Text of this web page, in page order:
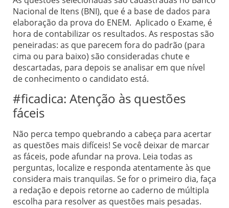
Nacional de Itens (BNI), que é a base de dados para
elaboração da prova do ENEM. Aplicado o Exame, é
hora de contabilizar os resultados. As respostas são
peneiradas: as que parecem fora do padrão (para
cima ou para baixo) são consideradas chute e
descartadas, para depois se analisar em que nível
de conhecimento o candidato está.
#ficadica: Atenção às questões
fáceis
Não perca tempo quebrando a cabeça para acertar
as questões mais difíceis! Se você deixar de marcar
as fáceis, pode afundar na prova. Leia todas as
perguntas, localize e responda atentamente às que
considera mais tranquilas. Se for o primeiro dia, faça
a redação e depois retorne ao caderno de múltipla
escolha para resolver as questões mais pesadas.